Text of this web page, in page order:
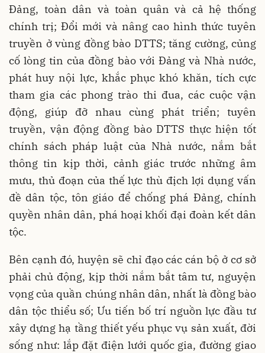
Đảng, toàn dân và toàn quân và cả hệ thống
chính trị; Đổi mới và nâng cao hình thức tuyên
truyền ở vùng đồng bào DTTS; tăng cường, củng
cố lòng tin của đồng bào với Đảng và Nhà nước,
phát huy nội lực, khắc phục khó khăn, tích cực
tham gia các phong trào thi đua, các cuộc vận
động, giúp đỡ nhau cùng phát triển; tuyên
truyền, vận động đồng bào DTTS thực hiện tốt
chính sách pháp luật của Nhà nước, nắm bắt
thông tin kịp thời, cảnh giác trước những âm
mưu, thủ đoạn của thế lực thù địch lợi dụng vấn
đề dân tộc, tôn giáo để chống phá Đảng, chính
quyền nhân dân, phá hoại khối đại đoàn kết dân
tộc.
Bên cạnh đó, huyện sẽ chỉ đạo các cán bộ ở cơ sở
phải chủ động, kịp thời nắm bắt tâm tư, nguyện
vọng của quần chúng nhân dân, nhất là đồng bào
dân tộc thiểu số; Ưu tiến bố trí nguồn lực đầu tư
xây dựng hạ tầng thiết yếu phục vụ sản xuất, đời
sống như: lắp đặt điện lưới quốc gia, đường giao